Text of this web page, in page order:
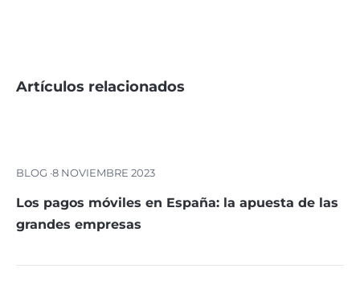
Artículos relacionados
BLOG ·8 NOVIEMBRE 2023
Los pagos móviles en España: la apuesta de las
grandes empresas